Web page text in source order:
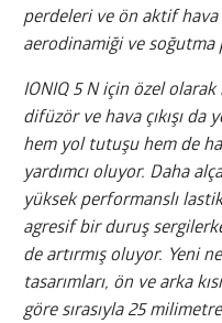
perdeleri ve ön aktif hava
aerodinamiği ve soğutma
IONIQ 5 N için özel
difüzör ve hava çıkışı da
hem yol tutuşu hem de
yardımcı oluyor. Daha
yüksek performanslı
agresif bir duruş
de artırmış oluyor. Yeni
tasarımları, ön ve arka
göre sırasıyla 25